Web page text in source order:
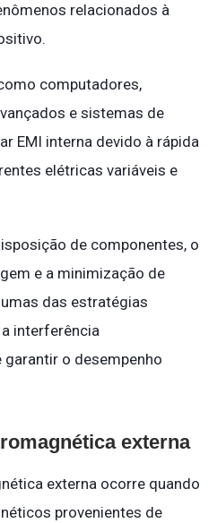
relacionados à
computadores,
e sistemas de
EMI interna devido à rápida
elétricas variáveis e
de componentes, o
e a minimização de
das estratégias
interferência
o desempenho
externa
externa ocorre quando
provenientes de